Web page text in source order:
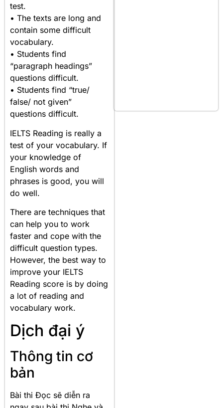
test.
• The texts are long and
contain some difficult
vocabulary.
• Students find
“paragraph headings”
questions difficult.
• Students find “true/
false/ not given”
questions difficult.
IELTS Reading is really a
test of your vocabulary. If
your knowledge of
English words and
phrases is good, you will
do well.
There are techniques that
can help you to work
faster and cope with the
difficult question types.
However, the best way to
improve your IELTS
Reading score is by doing
a lot of reading and
vocabulary work.
Dịch đại ý
Thông tin cơ
bản
Bài thi Đọc sẽ diễn ra